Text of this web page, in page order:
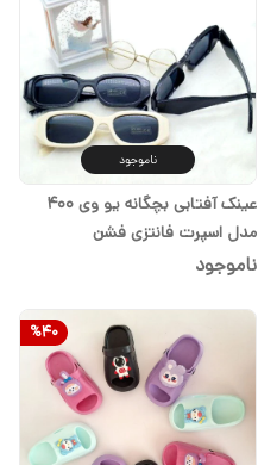
ناموجود
عینک آفتابی بچگانه یو وی ۴۰۰
مدل اسپرت فانتزی فشن
ناموجود
%40